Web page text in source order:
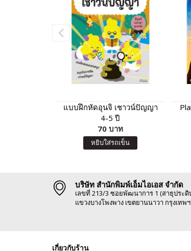
แบบฝึกหัดอุนจิ เชาวน์ปัญญา
4-5 ปี
70 บาท
หยิบใส่รถเข็น
บริษัท สำนักพิมพ์เอ็มไอเอส จำกัด
เลขที่ 213/3 ซอยพัฒนาการ 1 (สาธุประดิ
แขวงบางโพงพาง เขตยานนาวา กรุงเทพ
เกี่ยวกับร้าน